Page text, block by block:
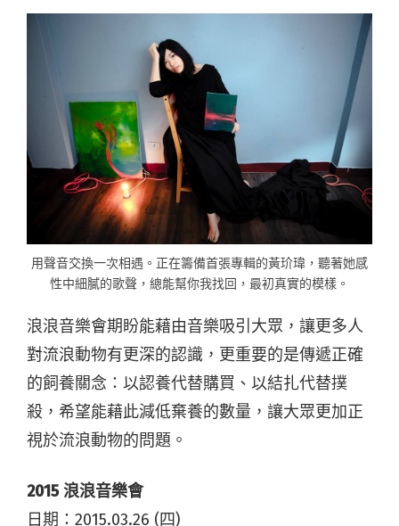
用聲音交換一次相遇。正在籌備首張專輯的黃玠瑋，聽著她感
性中細膩的歌聲，總能幫你我找回，最初真實的模樣。
浪浪音樂會期盼能藉由音樂吸引大眾，讓更多人
對流浪動物有更深的認識，更重要的是傳遞正確
的飼養關念：以認養代替購買、以結扎代替撲
殺，希望能藉此減低棄養的數量，讓大眾更加正
視於流浪動物的問題。
2015 浪浪音樂會
日期：2015.03.26 (四)